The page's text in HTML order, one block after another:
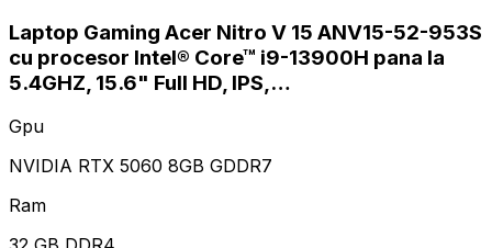
Laptop Gaming Acer Nitro V 15 ANV15-52-953S
cu procesor Intel® Core™ i9-13900H pana la
5.4GHZ, 15.6" Full HD, IPS,…
Gpu
NVIDIA RTX 5060 8GB GDDR7
Ram